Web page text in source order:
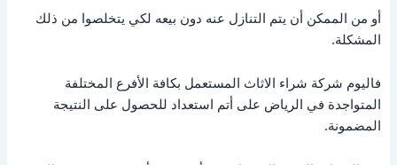
أو من الممكن أن يتم التنازل عنه دون بيعه لكي يتخلصوا من ذلك
المشكلة.
فاليوم شركة شراء الاثاث المستعمل بكافة الأفرع المختلفة
المتواجدة في الرياض على أتم استعداد للحصول على النتيجة
المضمونة.